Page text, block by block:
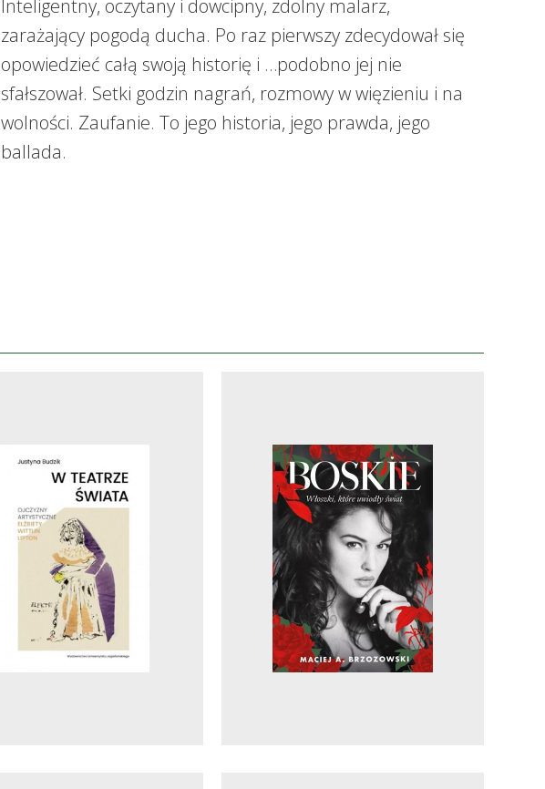
Inteligentny, oczytany i dowcipny, zdolny malarz,
zarażający pogodą ducha. Po raz pierwszy zdecydował się
opowiedzieć całą swoją historię i …podobno jej nie
sfałszował. Setki godzin nagrań, rozmowy w więzieniu i na
wolności. Zaufanie. To jego historia, jego prawda, jego
ballada.